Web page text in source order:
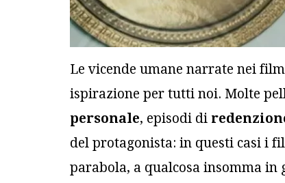
Le vicende umane narrate nei
ispirazione per tutti noi. Molte
personale, episodi di
del protagonista: in questi casi i
parabola, a qualcosa insomma